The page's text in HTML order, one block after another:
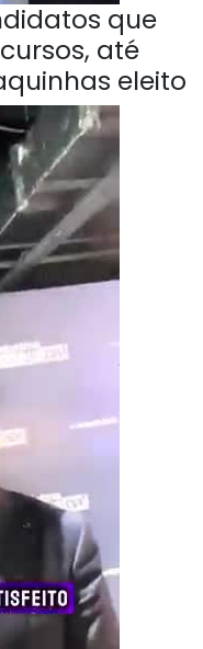
que
até
eleito